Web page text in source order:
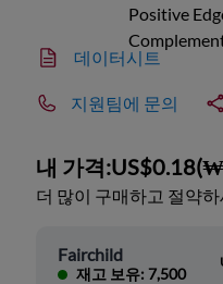
Positive
데이터시트
지원팀에 문의
내 가격:US$0.18(
더 많이 구매하고 절약
Fairchild
재고 보유: 7,500